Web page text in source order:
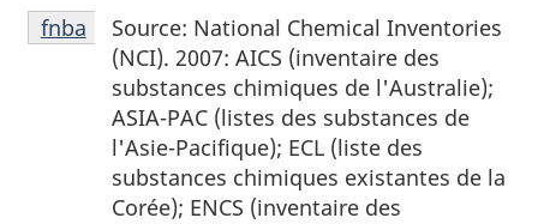
Notes
de
Source: National Chemical Inventories
(NCI). 2007: AICS (inventaire des
substances chimiques de l'Australie);
ASIA-PAC (listes des substances de
l'Asie-Pacifique); ECL (liste des
substances chimiques existantes de la
Corée); ENCS (inventaire des
Retour à la référence de la note de bas de page
fnba